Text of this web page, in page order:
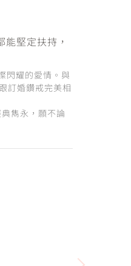
堅定扶持，
閃耀的愛情。與
訂婚鑽戒完美相
雋永，願不論